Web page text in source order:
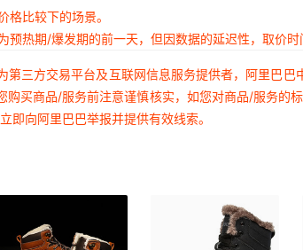
格比较下的场景。
预热期/爆发期的前一天，但因数据的延迟性，取价
第三方交易平台及互联网信息服务提供者，阿里巴
购买商品/服务前注意谨慎核实，如您对商品/服务的
即向阿里巴巴举报并提供有效线索。